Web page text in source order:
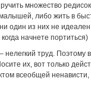
множество
либо жить в
один из них не
начнете портиться)
труд. Поэтому в
их, вот только
всеобщей ненависти,